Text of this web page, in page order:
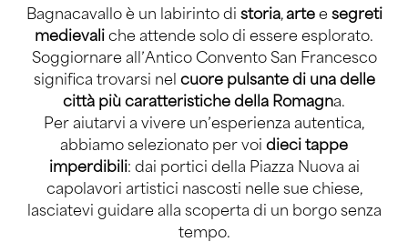
Bagnacavallo è un labirinto di storia,artee segreti
medievaliche attende solo di essere esplorato.
Soggiornare all’Antico Convento San Francesco
significa trovarsi nel cuore pulsante di una delle
città più caratteristiche della Romagna.
Per aiutarvi a vivere un’esperienza autentica,
abbiamo selezionato per voi dieci tappe
imperdibili: dai portici della Piazza Nuova ai
capolavori artistici nascosti nelle sue chiese,
lasciatevi guidare alla scoperta di un borgo senza
tempo.